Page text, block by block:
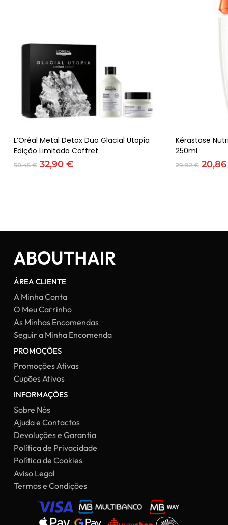
Adicionar
L’Oréal Metal Detox Duo Glacial Utopia
Edição Limitada Coffret
50,45€ O
32,90 €O
Kérastase
250ml
29,92€ O
ÁREA CLIENTE
A Minha Conta
O Meu Carrinho
As Minhas Encomendas
Seguir a Minha Encomenda
PROMOÇÕES
Promoções Ativas
Cupões Ativos
INFORMAÇÕES
Sobre Nós
Ajuda e Contactos
Devoluções e Garantia
Política de Privacidade
Política de Cookies
Aviso Legal
Termos e Condições